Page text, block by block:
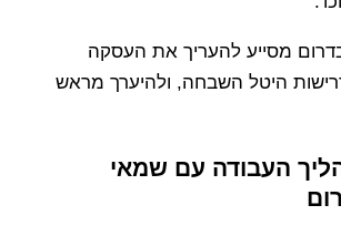
מסייע להעריך את העסקה
היטל השבחה, ולהיערך מראש
העבודה עם שמאי